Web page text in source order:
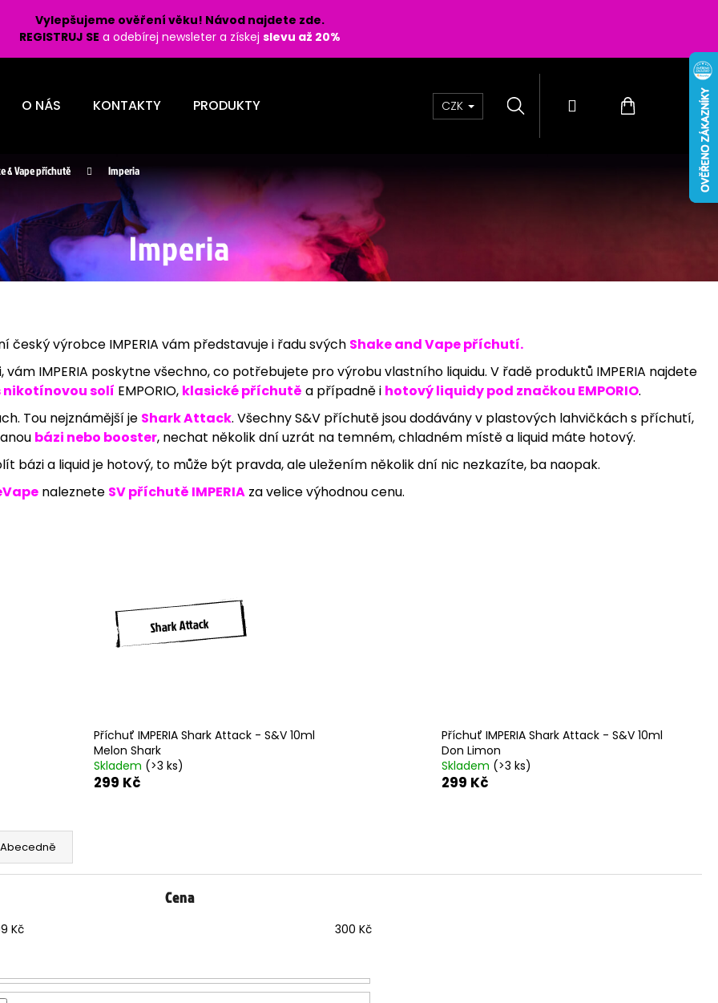
Vylepšujeme ověření věku! Návod najdete zde.
REGISTRUJ SE a odebírej newsleter a získej slevu až 20%
O NÁS KONTAKTY PRODUKTY CZK Hledat PřihlášeníNákupní
& Vape příchutě Imperia
Imperia
český výrobce IMPERIA vám představuje i řadu svých Shake and Vape příchutí.
IMPERIA poskytne všechno, co potřebujete pro výrobu vlastního liquidu. V řadě produktů IMPERIA najdete
nikotínovou solí EMPORIO, klasické příchutě a případně i hotový liquidy pod značkou EMPORIO.
Tou nejznámější je Shark Attack. Všechny S&V příchutě jsou dodávány v plastových lahvičkách s příchutí,
bázi nebo booster, nechat několik dní uzrát na temném, chladném místě a liquid máte hotový.
bázi a liquid je hotový, to může být pravda, ale uležením několik dní nic nezkazíte, ba naopak.
naleznete SV příchutě IMPERIAza velice výhodnou cenu.
Shark Attack
Příchuť IMPERIA Shark Attack - S&V 10ml
Melon Shark
Skladem (>3 ks)
299 Kč
Příchuť IMPERIA Shark Attack - S&V 10ml
Don Limon
Skladem (>3 ks)
299 Kč
Abecedně
Cena
Kč 300 Kč
Doporučujeme
POD PRO 1200 - PASSION FRUIT 16
Kč
LIQUID OXVA OX PASSION SALTS BERRIES
BURST 10ML - 10MG
209 Kč